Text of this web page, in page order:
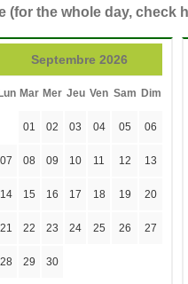
(for the whole day, check
Septembre 2026
Lun Mar Mer Jeu Ven Sam Dim
01 02 03 04 05 06
07 08 09 10 11 12 13
14 15 16 17 18 19 20
21 22 23 24 25 26 27
28 29 30